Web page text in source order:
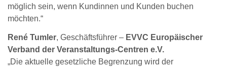
möglich sein, wenn Kundinnen und Kunden buchen
möchten.“
René Tumler, Geschäftsführer – EVVC Europäischer
Verband der Veranstaltungs-Centren e.V.
„Die aktuelle gesetzliche Begrenzung wird der